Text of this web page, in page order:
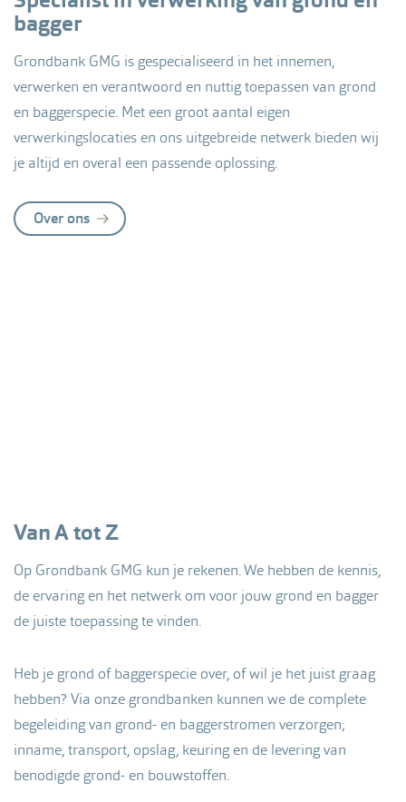
bagger
Grondbank GMG is gespecialiseerd in het innemen,
verwerken en verantwoord en nuttig toepassen van grond
en baggerspecie. Met een groot aantal eigen
verwerkingslocaties en ons uitgebreide netwerk bieden wij
je altijd en overal een passende oplossing.
Over ons
Van A tot Z
Op Grondbank GMG kun je rekenen. We hebben de kennis,
de ervaring en het netwerk om voor jouw grond en bagger
de juiste toepassing te vinden.
Heb je grond of baggerspecie over, of wil je het juist graag
hebben? Via onze grondbanken kunnen we de complete
begeleiding van grond- en baggerstromen verzorgen;
inname, transport, opslag, keuring en de levering van
benodigde grond- en bouwstoffen.